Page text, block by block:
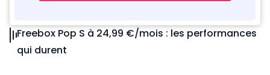
Freebox Pop S à 24,99 €/mois : les performances
qui durent